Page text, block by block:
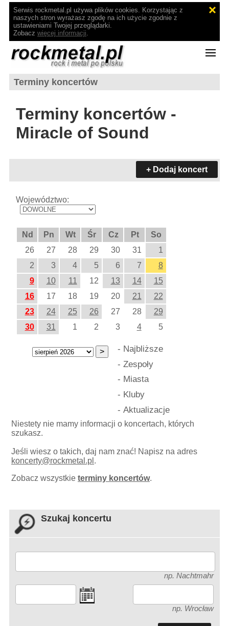
Serwis rockmetal.pl używa plików cookies. Korzystając z
naszych stron wyrażasz zgodę na ich użycie zgodnie z
ustawieniami Twojej przeglądarki.
Zobacz więcej informacji.
Terminy koncertów
Terminy koncertów -
Miracle of Sound
+ Dodaj koncert
Województwo:
Nd Pn Wt Śr Cz Pt
So
26
27 28 29 30 31
1
2
3 4 5 6 7
8
9
10 11 12 13 14
15
16
17 18 19 20 21
22
23
24 25 26 27 28
29
30
31 1 2 3 4 5
- Najbliższe
- Zespoły
- Miasta
- Kluby
- Aktualizacje
Niestety nie mamy informacji o koncertach, których
szukasz.
Jeśli wiesz o takich, daj nam znać! Napisz na adres
koncerty@rockmetal.pl .
Zobacz wszystkieterminy koncertów.
Szukaj koncertu
np. Nachtmahr
np. Wrocław